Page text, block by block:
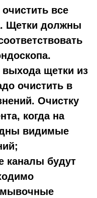
все
Щетки должны
щетки из
очистить в
Очистку
когда на
видимые
каналы будут